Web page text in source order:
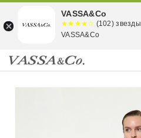
VASSA&Co
☆☆☆☆☆
★★★★
★
(102) звезды
VASSA&Co